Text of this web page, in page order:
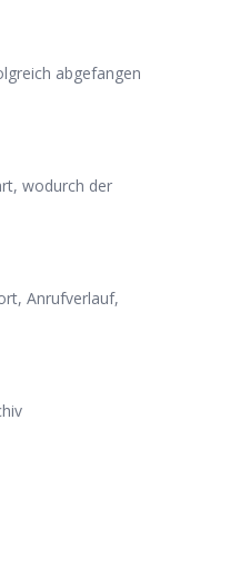
abgefangen
wodurch der
Anrufverlauf,